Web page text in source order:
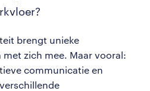
brengt unieke
zich mee. Maar vooral:
communicatie en